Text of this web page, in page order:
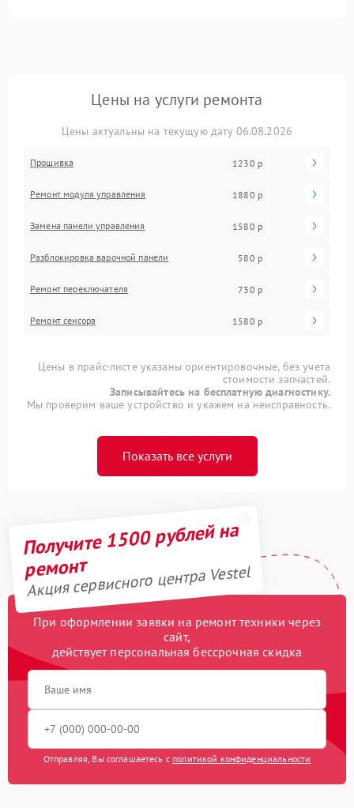
Цены на услуги ремонта
Цены актуальны на текущую дату 06.08.2026
Прошивка 1230 р
Ремонт модуля управления 1880 р
Замена панели управления 1580 р
Разблокировка варочной панели 580 р
Ремонт переключателя 730 р
Ремонт сенсора 1580 р
Цены в прайс-листе указаны ориентировочные, без учета
стоимости запчастей.
Записывайтесь на бесплатную диагностику.
Мы проверим ваше устройство и укажем на неисправность.
Показать все услуги
Получите 1500 рублей на
ремонт
Акция сервисного центра Vestel
При оформлении заявки на ремонт техники через
сайт,
действует персональная бессрочная скидка
Отправляя, Вы соглашаетесь с политикой конфиденциальности